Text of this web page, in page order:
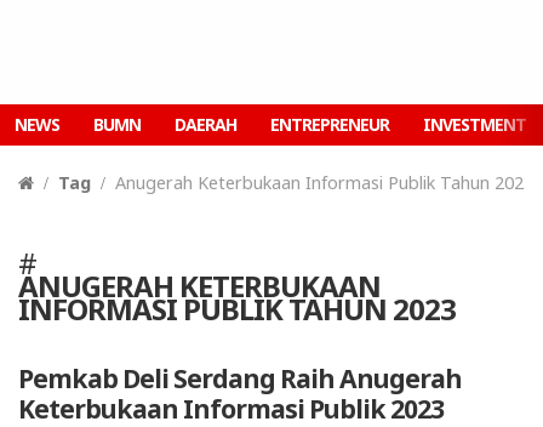
NEWS BUMN DAERAH ENTREPRENEUR INVESTMENT
Tag Anugerah Keterbukaan Informasi Publik Tahun 2023
#
ANUGERAH KETERBUKAAN
INFORMASI PUBLIK TAHUN 2023
Pemkab Deli Serdang Raih Anugerah
Keterbukaan Informasi Publik 2023